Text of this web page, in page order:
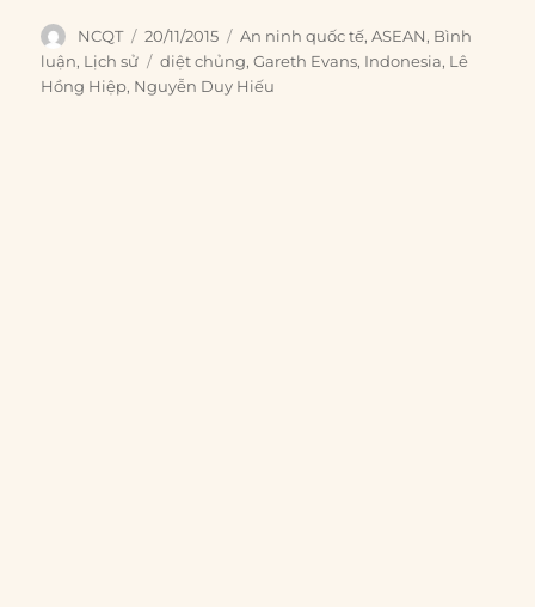
Author
NCQT
Posted
on
20/11/2015 Categories
An ninh quốc tế,ASEAN, Bình
luận, Lịch sử Tags
diệt chủng,Gareth Evans, Indonesia, Lê
Hồng Hiệp, Nguyễn Duy Hiếu